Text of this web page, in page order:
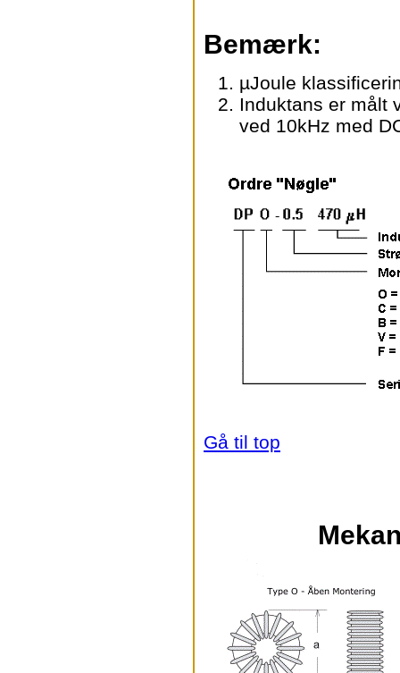
Bemærk:
µJoule
Induktans er målt
ved 10kHz med
Gå til top